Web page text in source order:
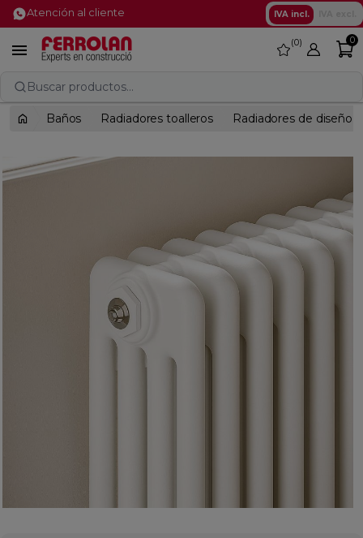
Atención al cliente IVA incl.
 favorite
0 0
Buscar productos...
Baños Radiadores toalleros Radiadores de diseño